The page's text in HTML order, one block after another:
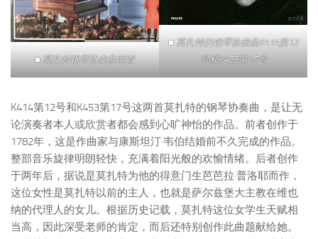
■ 莫扎特钢琴协奏曲两首
■ 莫扎特的钢琴协奏曲K414第12
号和K453第17号
K414第12号和K453第17号这两首莫扎特的钢琴协奏曲，是让无
论演奏者本人或欣赏者都会感到心旷神怡的作品。前者创作于
1782年，这是作曲家与康斯坦汀·韦伯结婚前不久完成的作品。
整部音乐旋律明朗轻快，充满着阳光般的欢愉情绪。后者创作
于两年后，据说是莫扎特为他的得意门生芭芭拉·普洛耶而作，
这位女性是莫扎特以前的主人，也就是萨尔兹堡大主教在维也
纳的代理人的女儿。根据历史记载，莫扎特这位女学生天赋相
当高，因此深受老师的肯定，而后还特别创作此曲题献给她。